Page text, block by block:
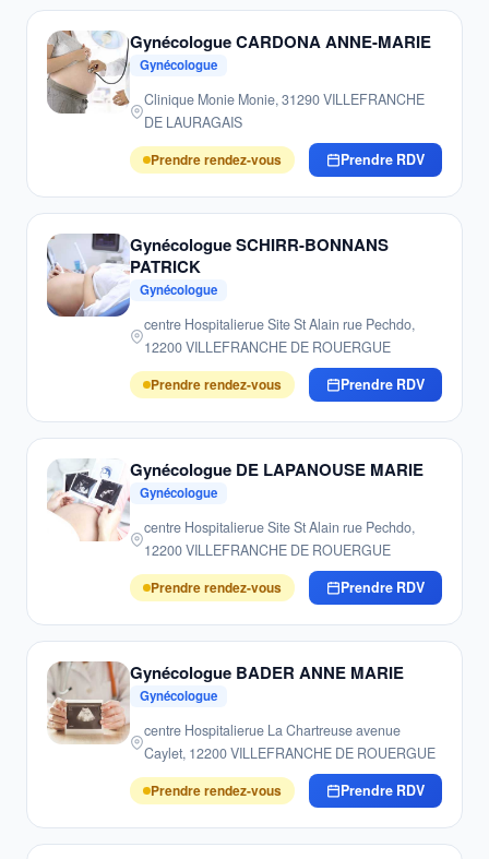
Gynécologue CARDONA ANNE-MARIE
Gynécologue
Clinique Monie Monie, 31290 VILLEFRANCHE
DE LAURAGAIS
Prendre rendez-vous
Prendre RDV
Gynécologue SCHIRR-BONNANS
PATRICK
Gynécologue
centre Hospitalierue Site St Alain rue Pechdo,
12200 VILLEFRANCHE DE ROUERGUE
Prendre rendez-vous
Prendre RDV
Gynécologue DE LAPANOUSE MARIE
Gynécologue
centre Hospitalierue Site St Alain rue Pechdo,
12200 VILLEFRANCHE DE ROUERGUE
Prendre rendez-vous
Prendre RDV
Gynécologue BADER ANNE MARIE
Gynécologue
centre Hospitalierue La Chartreuse avenue
Caylet, 12200 VILLEFRANCHE DE ROUERGUE
Prendre rendez-vous
Prendre RDV